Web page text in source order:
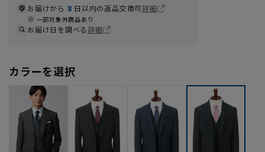
お届けから 8 日以内の返品交換可詳細
一部対象外商品あり
お届け日を調べる詳細
カラーを選択